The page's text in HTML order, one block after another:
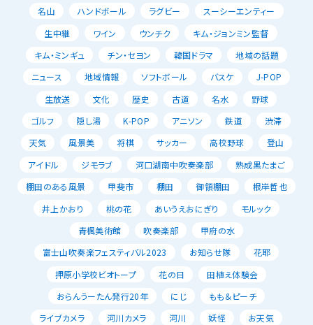
名山
ハンドボール ラグビー
スーシーエンティー
生中継
ワイン ウンチク
キム・ジョンミン監督
キム・ミンギュ
チン・セヨン 韓国ドラマ
地域の話題
ニュース
地域情報 ソフトボール バスケ
J-POP
生放送
文化 歴史 古道 名水
野球
ゴルフ
隠し湯 K-POP アニソン 鉄道
渋滞
天気
風景美 将棋 サッカー 高校野球
登山
アイドル
ジモラブ 河口湖南中吹奏楽部
熟成黒たまご
棚田のある風景
甲斐市 棚田 御領棚田
根岸哲也
井上かおり
桃の花 あいうえおにぎり
モルック
青楓美術館
吹奏楽部
甲府の水
富士山吹奏楽フェスティバル2023
お知らせ隊
花耶
押原小学校ビオトープ
花の日
田植え体験会
おらんうーたん発行20年
にじ
もも＆ピーチ
ライブカメラ
河川カメラ 河川 妖怪
お天気